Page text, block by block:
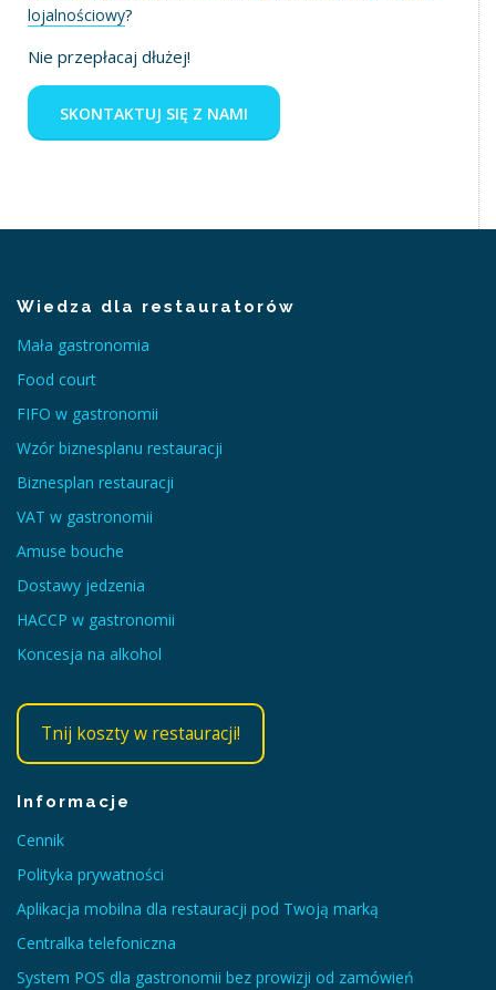
lojalnościowy?
Nie przepłacaj dłużej!
SKONTAKTUJ SIĘ Z NAMI
Wiedza dla restauratorów
Mała gastronomia
Food court
FIFO w gastronomii
Wzór biznesplanu restauracji
Biznesplan restauracji
VAT w gastronomii
Amuse bouche
Dostawy jedzenia
HACCP w gastronomii
Koncesja na alkohol
Tnij koszty w restauracji!
Informacje
Cennik
Polityka prywatności
Aplikacja mobilna dla restauracji pod Twoją marką
Centralka telefoniczna
System POS dla gastronomii bez prowizji od zamówień